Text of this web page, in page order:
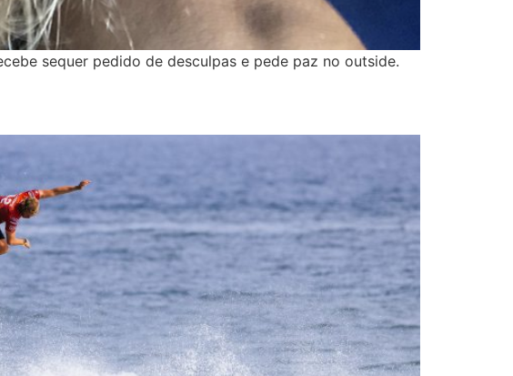
sequer pedido de desculpas e pede paz no outside.